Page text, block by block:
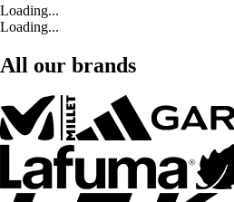
Loading...
Loading...
All our brands